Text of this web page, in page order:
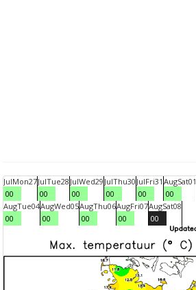
JulMon27
00
JulTue28
00
JulWed29
00
JulThu30
00
JulFri31
00
AugSat01
00
AugTue04
00
AugWed05
00
AugThu06
00
AugFri07
00
AugSat08
00